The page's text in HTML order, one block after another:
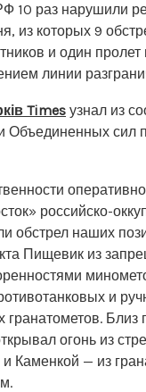
10 раз нарушили
из которых 9
и один пролет
линии
Times узнал из
Объединенных сил
российско-
обстрел наших
Пищевик из
и
гранатометов. Близ
огонь из
Каменкой — из